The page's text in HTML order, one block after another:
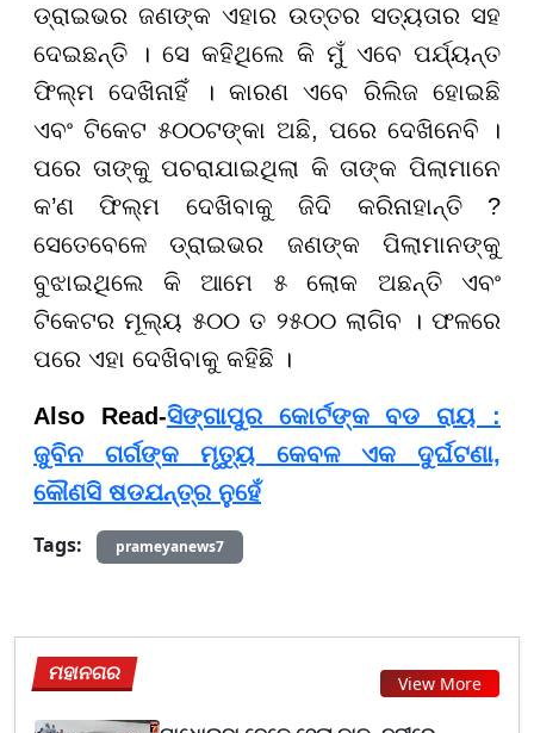
ଡ୍ରାଇଭର ଜଣଙ୍କ ଏହାର ଉତ୍ତର ସତ୍ୟତାର ସହ
ଦେଇଛନ୍ତି । ସେ କହିଥିଲେ କି ମୁଁ ଏବେ ପର୍ଯ୍ୟନ୍ତ
ଫିଲ୍ମ ଦେଖିନାହିଁ । କାରଣ ଏବେ ରିଲିଜ ହୋଇଛି
ଏବଂ ଟିକେଟ ୫୦୦ଟଙ୍କା ଅଛି, ପରେ ଦେଖିନେବି ।
ପରେ ତାଙ୍କୁ ପଚରାଯାଇଥିଲା କି ତାଙ୍କ ପିଲାମାନେ
କ’ଣ ଫିଲ୍ମ ଦେଖିବାକୁ ଜିଦି କରିନାହାନ୍ତି ?
ସେତେବେଳେ ଡ୍ରାଇଭର ଜଣଙ୍କ ପିଲାମାନଙ୍କୁ
ବୁଝାଇଥିଲେ କି ଆମେ ୫ ଲୋକ ଅଛନ୍ତି ଏବଂ
ଟିକେଟର ମୂଲ୍ୟ ୫୦୦ ତ ୨୫୦୦ ଲାଗିବ । ଫଳରେ
ପରେ ଏହା ଦେଖିବାକୁ କହିଛି ।
Also Read-ସିଙ୍ଗାପୁର କୋର୍ଟଙ୍କ ବଡ ରାୟ :
ଜୁବିନ ଗର୍ଗଙ୍କ ମୃତ୍ୟୁ କେବଳ ଏକ ଦୁର୍ଘଟଣା,
କୌଣସି ଷଡଯନ୍ତ୍ର ନୁହେଁ
Tags:
prameyanews7
ମହାନଗର View More